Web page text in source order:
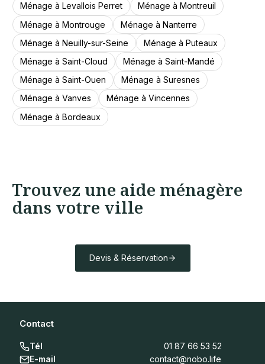
Ménage à Levallois Perret
Ménage à Montreuil
Ménage à Montrouge
Ménage à Nanterre
Ménage à Neuilly-sur-Seine
Ménage à Puteaux
Ménage à Saint-Cloud
Ménage à Saint-Mandé
Ménage à Saint-Ouen
Ménage à Suresnes
Ménage à Vanves
Ménage à Vincennes
Ménage à Bordeaux
Trouvez une aide ménagère
dans votre ville
Devis & Réservation
Contact
Tél
01 87 66 53 52
E-mail
contact@nobo.life